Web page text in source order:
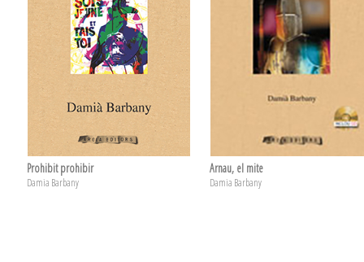
Prohibit prohibir
Damia Barbany
Arnau, el mite
Damia Barbany